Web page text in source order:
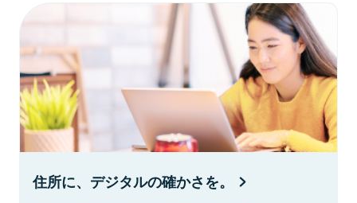
住所に、デジタルの確かさを。